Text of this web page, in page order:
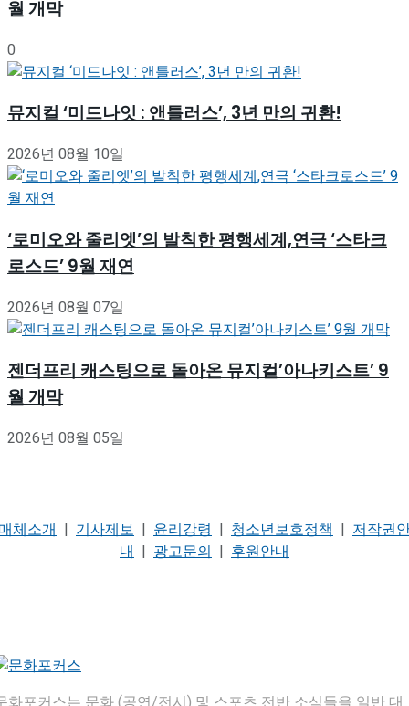
월 개막
0
뮤지컬 ‘미드나잇 : 앤틀러스’, 3년 만의 귀환!
2026년 08월 10일
‘로미오와 줄리엣’의 발칙한 평행세계,연극 ‘스타크
로스드’ 9월 재연
2026년 08월 07일
젠더프리 캐스팅으로 돌아온 뮤지컬’아나키스트’ 9
월 개막
2026년 08월 05일
체소개 | 기사제보 | 윤리강령 | 청소년보호정책 | 저작권
내 | 광고문의 | 후원안내